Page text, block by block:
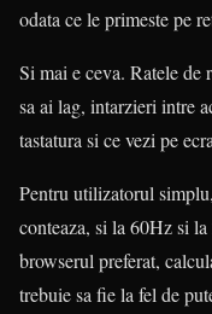
odata ce le primeste pe
Si mai e ceva. Ratele de
sa ai lag, intarzieri intre
tastatura si ce vezi pe
Pentru utilizatorul
conteaza, si la 60Hz si
browserul preferat,
trebuie sa fie la fel de